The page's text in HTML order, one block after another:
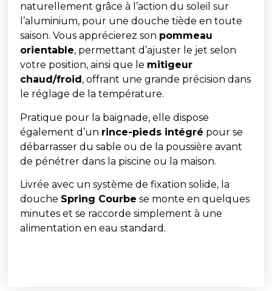
naturellement grâce à l’action du soleil sur
l’aluminium, pour une douche tiède en toute
saison.Vous apprécierez son pommeau
orientable, permettant d’ajuster le jet selon
votre position, ainsi que le mitigeur
chaud/froid , offrant une grande précision dans
le réglage de la température.
Pratique pour la baignade, elle dispose
également d’un rince-pieds intégré pour se
débarrasser du sable ou de la poussière avant
de pénétrer dans la piscine ou la maison.
Livrée avec un système de fixation solide, la
douche Spring Courbe se monte en quelques
minutes et se raccorde simplement à une
alimentation en eau standard.